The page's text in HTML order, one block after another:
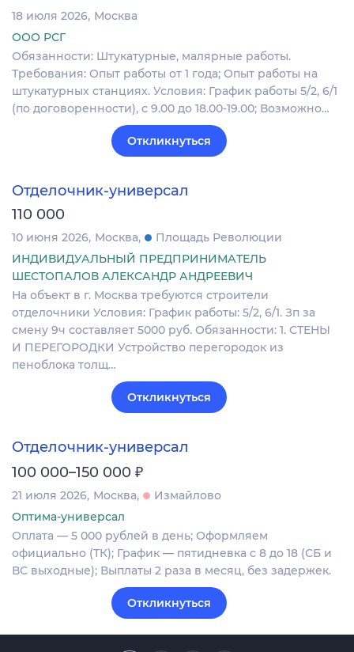
18 июля 2026 Москва
ООО РСГ
Обязанности: Штукатурные, малярные работы.
Требования: Опыт работы от 1 года; Опыт работы на
штукатурных станциях. Условия: График работы 5/2, 6/1
(по договоренности), с 9.00 до 18.00-19.00; Возможно…
Откликнуться
Отделочник-универсал
110 000
10 июня 2026 Москва
Площадь Революции
ИНДИВИДУАЛЬНЫЙ ПРЕДПРИНИМАТЕЛЬ
ШЕСТОПАЛОВ АЛЕКСАНДР АНДРЕЕВИЧ
На объект в г. Москва требуются строители
отделочники Условия: График работы: 5/2, 6/1. Зп за
смену 9ч составляет 5000 руб. Обязанности: 1. СТЕНЫ
И ПЕРЕГОРОДКИ Устройство перегородок из
пеноблока толщ…
Откликнуться
Отделочник-универсал
100 000–150 000 ₽
21 июля 2026 Москва
Измайлово
Оптима-универсал
Оплата — 5 000 рублей в день; Оформляем
официально (ТК); График — пятидневка с 8 до 18 (СБ и
ВС выходные); Выплаты 2 раза в месяц, без задержек.
Откликнуться